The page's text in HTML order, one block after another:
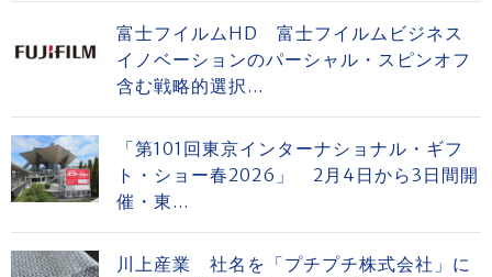
富士フイルムHD 富士フイルムビジネス
イノベーションのパーシャル・スピンオフ
含む戦略的選択...
「第101回東京インターナショナル・ギフ
ト・ショー春2026」 2月4日から3日間開
催・東...
川上産業 社名を「プチプチ株式会社」に